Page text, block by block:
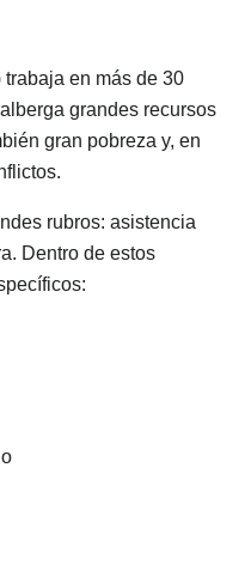
en más de 30
grandes recursos
gran pobreza y, en
rubros: asistencia
Dentro de estos